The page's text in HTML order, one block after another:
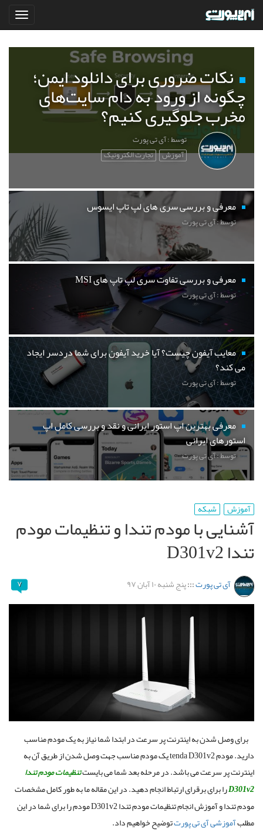
نکات ضروری برای دانلود ایمن؛
چگونه از ورود به دام سایت‌های
مخرب جلوگیری کنیم؟
توسط : آی تی پورت
آموزش تجارت الکترونیک
معرفی و بررسی سری های لپ تاپ ایسوس
توسط : آی تی پورت
معرفی و بررسی تفاوت سری لپ تاپ های MSI
توسط : آی تی پورت
معایب آیفون چیست؟ آیا خرید آیفون برای شما دردسر ایجاد
می کند؟
توسط : آی تی پورت
معرفی بهترین اپ استور ایرانی و نقد و بررسی کامل اپ
استورهای ایرانی
توسط : آی تی پورت
آموزش شبکه
آشنایی با مودم تندا و تنظیمات مودم
تندا D301v2
آی تی پورت:::پنج شنبه ۱۰ آبان ۹۷ ۷
برای وصل شدن به اینترنت پر سرعت در ابتدا شما نیاز به یک مودم مناسب
دارید. مودمtenda D301v2یک مودم مناسب جهت وصل شدن از طریق آن به
اینترنت پر سرعت می باشد. در مرحله بعد شما می بایستتنظیمات مودم تندا
D301v2را برای برقرای ارتباط انجام دهید. در این مقاله ما به طور کامل مشخصات
مودم تندا و آموزش انجام تنظیمات مودم تندا D301v2 مودم را برای شما در این
مطلبآموزشی آی تی پورتتوضیح خواهیم داد.